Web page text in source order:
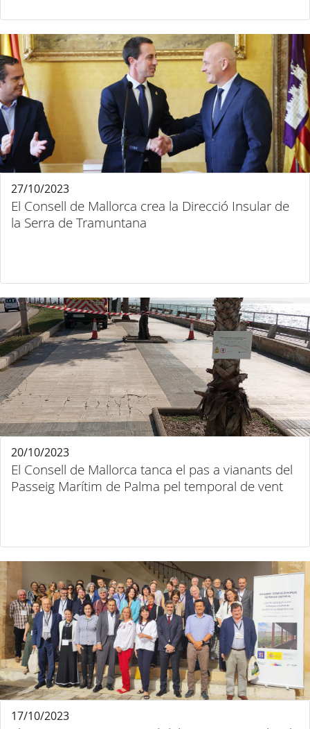
El Consell de Mallorca crea la Direcció Insular de
la Serra de Tramuntana
27/10/2023
El Consell de Mallorca tanca el pas a vianants del
Passeig Marítim de Palma pel temporal de vent
20/10/2023
17/10/2023